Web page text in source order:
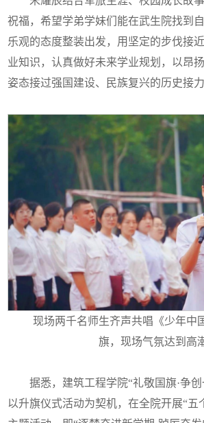
祝福，希望学弟学妹们能在武生院找到
乐观的态度整装出发，用坚定的步伐接
业知识，认真做好未来学业规划，以昂
姿态接过强国建设、民族复兴的历史接力
现场两千名师生齐声共唱《少年中
旗，现场气氛达到高
据悉，建筑工程学院“礼敬国旗·争
以升旗仪式活动为契机，在全院开展“五